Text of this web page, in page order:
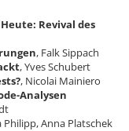
Revival des
, Falk Sippach
, Yves Schubert
, Nicolai Mainiero
Analysen
Philipp, Anna Platschek